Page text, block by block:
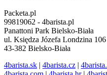
Packeta.pl
99819062 - 4barista.pl
Panattoni Park Bielsko-Biała
ul. Księdza Józefa Londzina 106
43-382 Bielsko-Biała
4barista.sk | 4barista.cz |